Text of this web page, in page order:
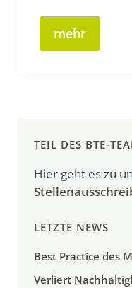
mehr
TEIL DES BTE-
Hier geht es zu
LETZTE NEWS
Best Practice des
Verliert